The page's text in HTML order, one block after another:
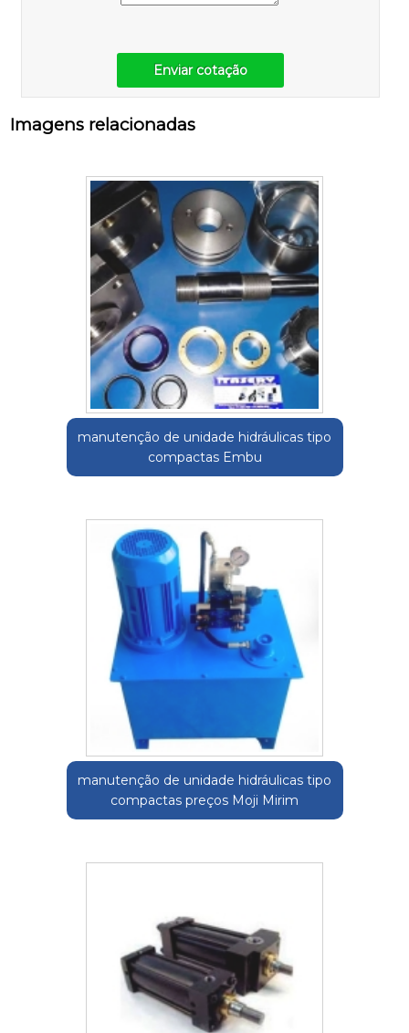
Enviar cotação
Imagens relacionadas
manutenção de unidade hidráulicas tipo
compactas Embu
manutenção de unidade hidráulicas tipo
compactas preços Moji Mirim